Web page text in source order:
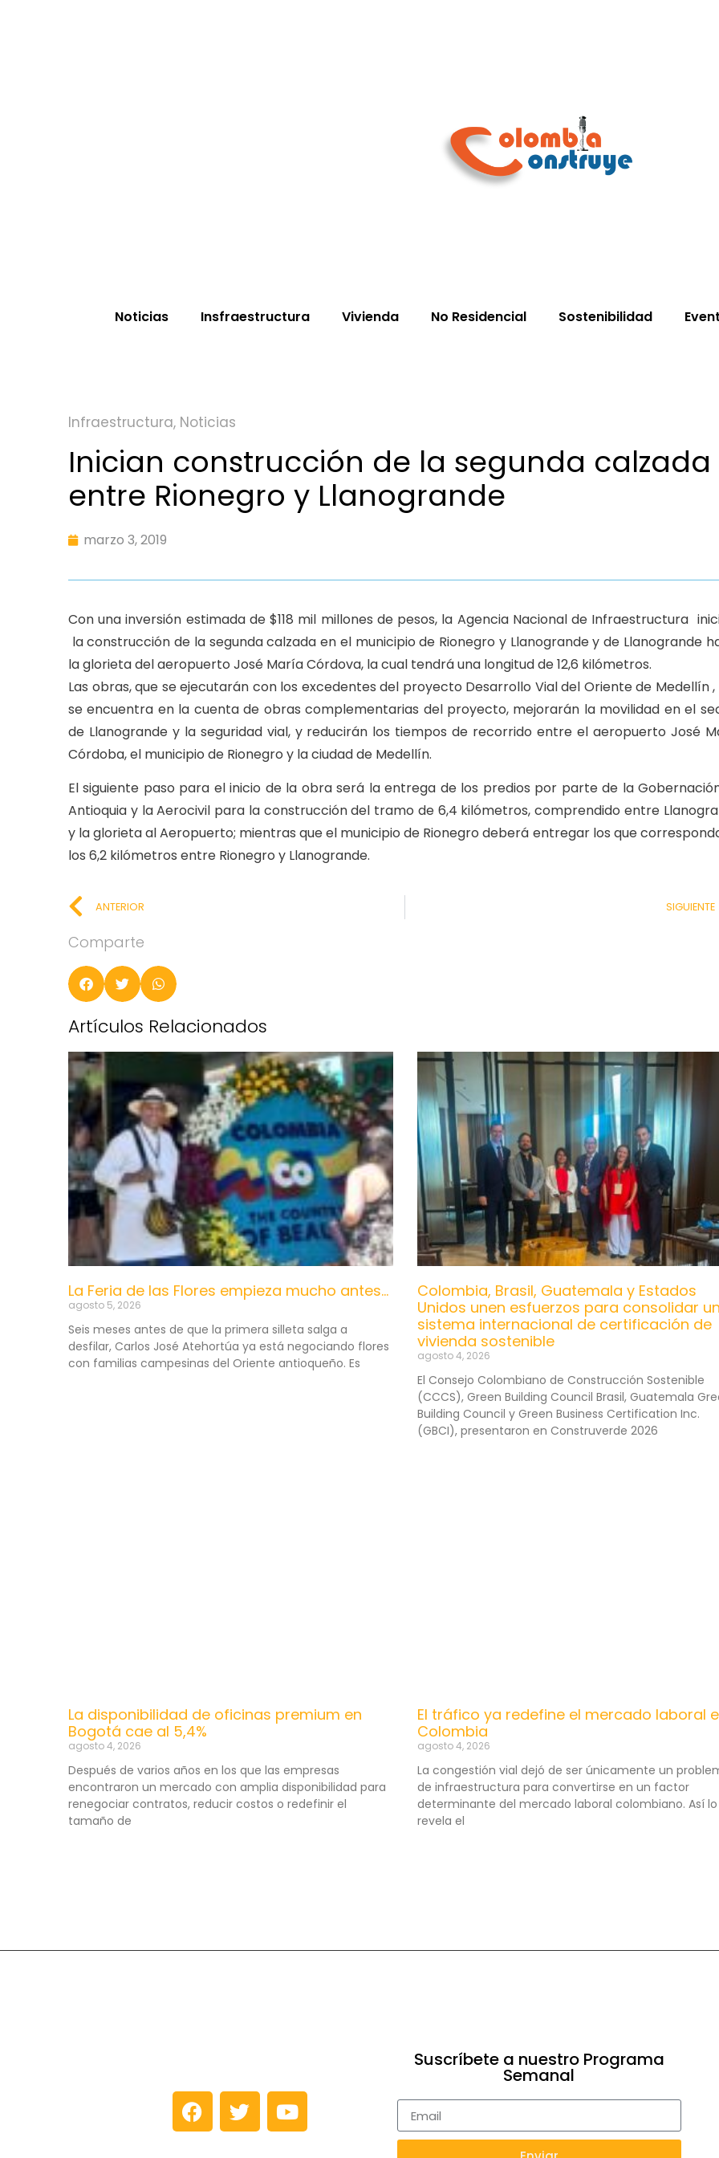
Noticias Insfraestructura Vivienda No Residencial Sostenibilidad
Infraestructura, Noticias
Inician construcción de la segunda calzada
entre Rionegro y Llanogrande
marzo 3, 2019
Con una inversión estimada de $118 mil millones de pesos, la Agencia Nacional de Infraestructura
la construcción de la segunda calzada en el municipio de Rionegro y Llanogrande y de Llanogrande
la glorieta del aeropuerto José María Córdova, la cual tendrá una longitud de 12,6 kilómetros.
Las obras, que se ejecutarán con los excedentes del proyecto Desarrollo Vial del Oriente de Medellín ,
se encuentra en la cuenta de obras complementarias del proyecto, mejorarán la movilidad en el
de Llanogrande y la seguridad vial, y reducirán los tiempos de recorrido entre el aeropuerto José
Córdoba, el municipio de Rionegro y la ciudad de Medellín.
El siguiente paso para el inicio de la obra será la entrega de los predios por parte de la
Antioquia y la Aerocivil para la construcción del tramo de 6,4 kilómetros, comprendido entre
y la glorieta al Aeropuerto; mientras que el municipio de Rionegro deberá entregar los que
los 6,2 kilómetros entre Rionegro y Llanogrande.
ANTERIOR SIGUIENTE
Comparte
Artículos Relacionados
La Feria de las Flores empieza mucho antes…
agosto 5, 2026
Seis meses antes de que la primera silleta salga a
desfilar, Carlos José Atehortúa ya está negociando flores
con familias campesinas del Oriente antioqueño. Es
Colombia, Brasil, Guatemala y Estados
Unidos unen esfuerzos para consolidar un
sistema internacional de certificación de
vivienda sostenible
agosto 4, 2026
El Consejo Colombiano de Construcción Sostenible
(CCCS), Green Building Council Brasil, Guatemala
Building Council y Green Business Certification Inc.
(GBCI), presentaron en Construverde 2026
La disponibilidad de oficinas premium en
Bogotá cae al 5,4%
agosto 4, 2026
Después de varios años en los que las empresas
encontraron un mercado con amplia disponibilidad para
renegociar contratos, reducir costos o redefinir el
tamaño de
El tráfico ya redefine el mercado laboral
Colombia
agosto 4, 2026
La congestión vial dejó de ser únicamente un
de infraestructura para convertirse en un factor
determinante del mercado laboral colombiano. Así lo
revela el
Suscríbete a nuestro Programa
Semanal